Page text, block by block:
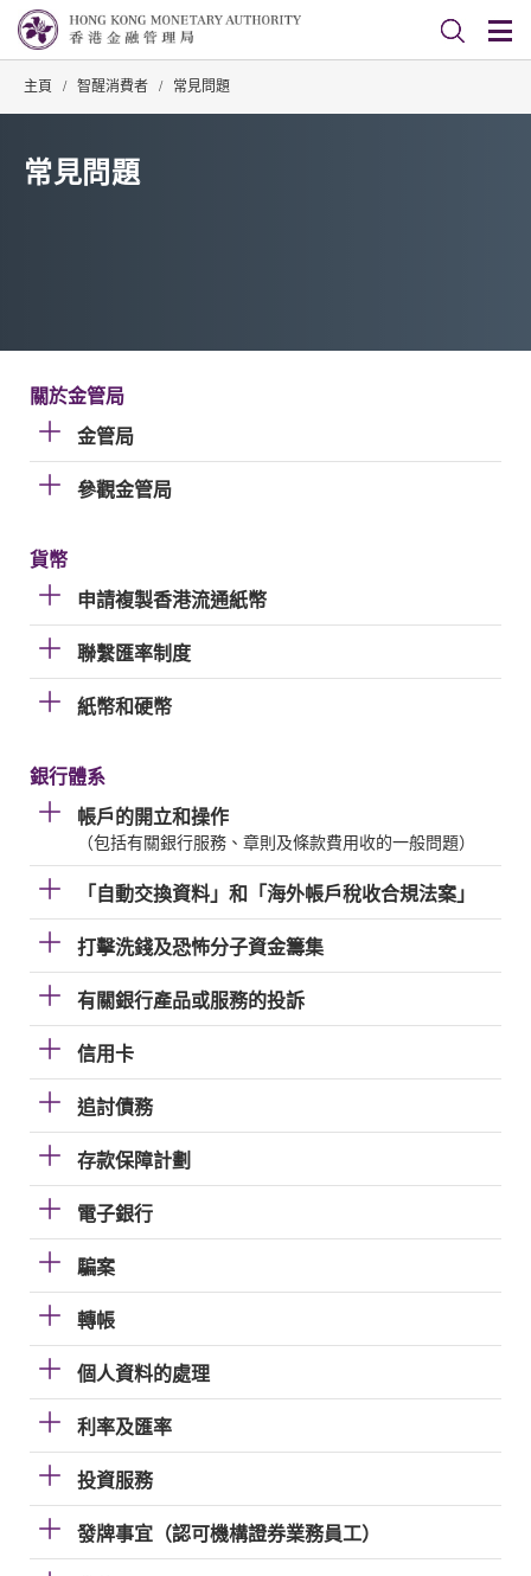
主頁 / 智醒消費者 / 常見問題
常見問題
關於金管局
金管局
參觀金管局
貨幣
申請複製香港流通紙幣
聯繫匯率制度
紙幣和硬幣
銀行體系
帳戶的開立和操作
（包括有關銀行服務、章則及條款費用收的一般問題）
「自動交換資料」和「海外帳戶稅收合規法案」
打擊洗錢及恐怖分子資金籌集
有關銀行產品或服務的投訴
信用卡
追討債務
存款保障計劃
電子銀行
騙案
轉帳
個人資料的處理
利率及匯率
投資服務
發牌事宜（認可機構證券業務員工）